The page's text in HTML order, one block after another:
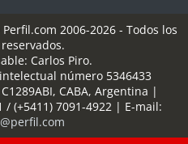
2006-2026 - Todos los
Carlos Piro.
número 5346433
C1289ABI, CABA, Argentina |
/ (+5411) 7091-4922| E-mail: